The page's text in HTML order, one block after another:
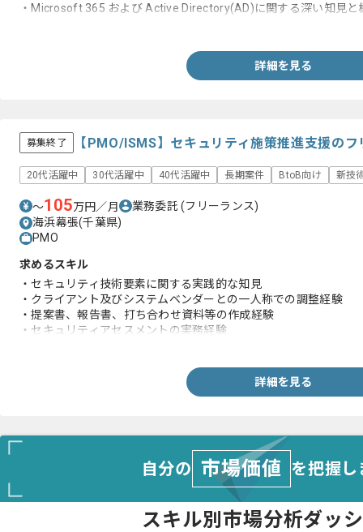
・Microsoft 365 および Active Directory(AD)に関する深い知見と
詳細を見る
募集終了 【PMO/ISMS】セキュリティ施策推進支援の
20代活躍中 30代活躍中 40代活躍中 長期案件 BtoB向け 新技
〜105万円／月 業務委託(フリーランス)
海浜幕張(千葉県)
PMO
求めるスキル
・セキュリティ技術要素に関する実践的な知見
・クライアント及びシステムベンダーとの一人称での調整経験
・提案書、報告書、打ち合わせ資料等の作成経験
・セキュリティアセスメントの実務経験
詳細を見る
自分の 市場価値 を把握
スキル別市場分析ダッ